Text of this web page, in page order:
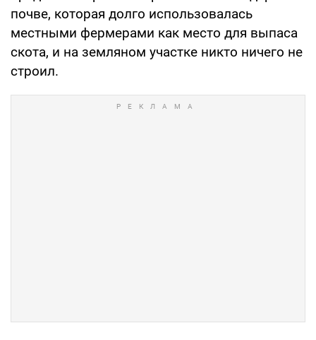
почве, которая долго использовалась
местными фермерами как место для выпаса
скота, и на земляном участке никто ничего не
строил.